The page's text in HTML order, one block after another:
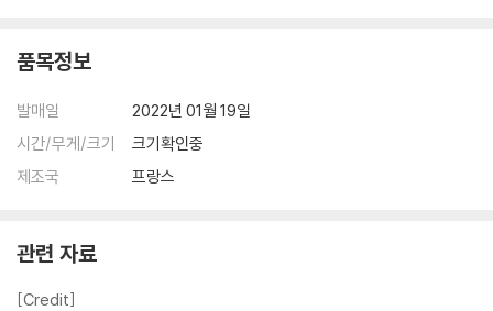
품목정보
발매일
2022년 01월 19일
시간/무게/크기
크기확인중
제조국
프랑스
관련 자료
[Credit]